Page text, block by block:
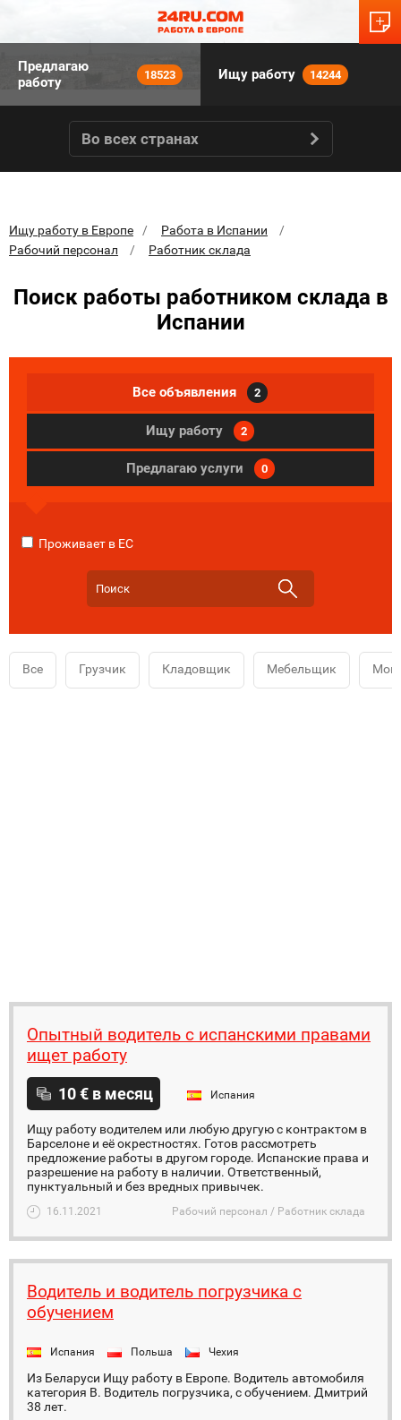
Предлагаю
работу
18523 Ищу работу 14244
Во всех странах
Ищу работу в Европе
Работа в Испании
Рабочий персонал
Работник склада
Поиск работы работником склада в
Испании
Все объявления 2
Ищу работу 2
Предлагаю услуги 0
Проживает в ЕС
Все Грузчик Кладовщик Мебельщик
Опытный водитель с испанскими правами
ищет работу
10 € в месяц Испания
Ищу работу водителем или любую другую с контрактом в
Барселоне и её окрестностях. Готов рассмотреть
предложение работы в другом городе. Испанские права и
разрешение на работу в наличии. Ответственный,
пунктуальный и без вредных привычек.
16.11.2021 Рабочий персонал / Работник склада
Водитель и водитель погрузчика с
обучением
Испания Польша Чехия
Из Беларуси Ищу работу в Европе. Водитель автомобиля
категория В. Водитель погрузчика, с обучением. Дмитрий
38 лет.